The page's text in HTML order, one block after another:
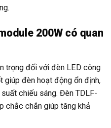
200W có quan
trọng đối với đèn LED công
giúp đèn hoạt động ổn định,
chiếu sáng. Đèn TDLF-
chắc chắn giúp tăng khả